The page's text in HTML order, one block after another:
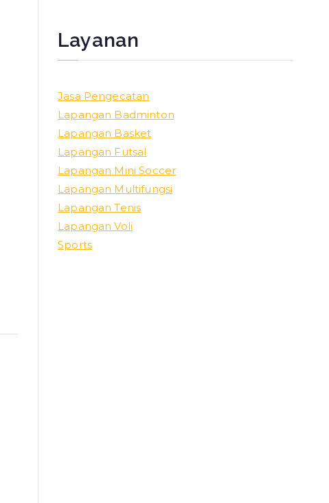
Layanan
Jasa Pengecatan
Lapangan Badminton
Lapangan Basket
Lapangan Futsal
Lapangan Mini Soccer
Lapangan Multifungsi
Lapangan Tenis
Lapangan Voli
Sports